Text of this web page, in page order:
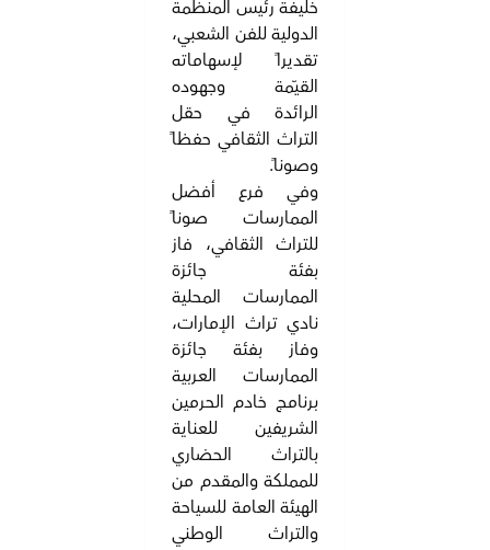
خليفة رئيس المنظمة
الدولية للفن الشعبي،
تقديراً لإسهاماته
القيّمة وجهوده
الرائدة في حقل
التراث الثقافي حفظاً
وصوناً.
وفي فرع أفضل
الممارسات صوناً
للتراث الثقافي، فاز
بفئة جائزة
الممارسات المحلية
نادي تراث الإمارات،
وفاز بفئة جائزة
الممارسات العربية
برنامج خادم الحرمين
الشريفين للعناية
بالتراث الحضاري
للمملكة والمقدم من
الهيئة العامة للسياحة
والتراث الوطني